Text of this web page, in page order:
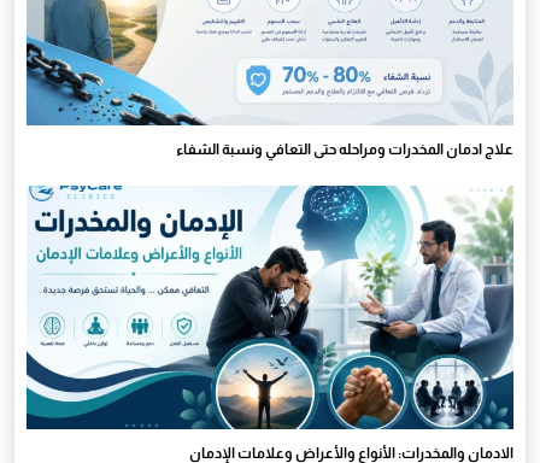
علاج ادمان المخدرات ومراحله حتى التعافي ونسبة الشفاء
الادمان والمخدرات: الأنواع والأعراض وعلامات الإدمان